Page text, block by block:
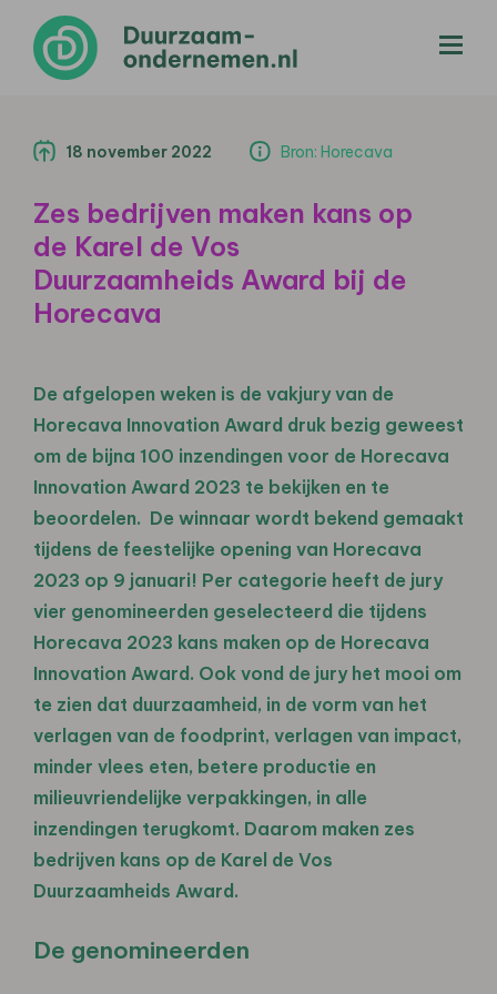
18 november 2022 Bron: Horecava
Zes bedrijven maken kans op
de Karel de Vos
Duurzaamheids Award bij de
Horecava
De afgelopen weken is de vakjury van de
Horecava Innovation Award druk bezig geweest
om de bijna 100 inzendingen voor de Horecava
Innovation Award 2023 te bekijken en te
beoordelen. De winnaar wordt bekend gemaakt
tijdens de feestelijke opening van Horecava
2023 op 9 januari! Per categorie heeft de jury
vier genomineerden geselecteerd die tijdens
Horecava 2023 kans maken op de Horecava
Innovation Award. Ook vond de jury het mooi om
te zien dat duurzaamheid, in de vorm van het
verlagen van de foodprint, verlagen van impact,
minder vlees eten, betere productie en
milieuvriendelijke verpakkingen, in alle
inzendingen terugkomt. Daarom maken zes
bedrijven kans op de Karel de Vos
Duurzaamheids Award.
De genomineerden